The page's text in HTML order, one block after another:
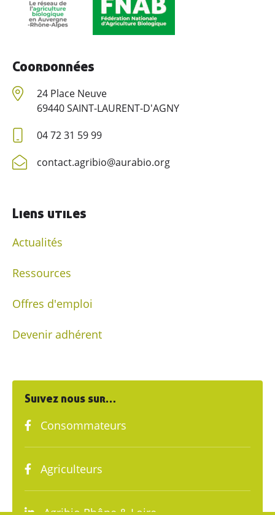
Coordonnées
24 Place Neuve
69440 SAINT-LAURENT-D'AGNY
04 72 31 59 99
contact.agribio@aurabio.org
Liens utiles
Actualités
Ressources
Offres d'emploi
Devenir adhérent
Suivez nous sur…
Consommateurs
Agriculteurs